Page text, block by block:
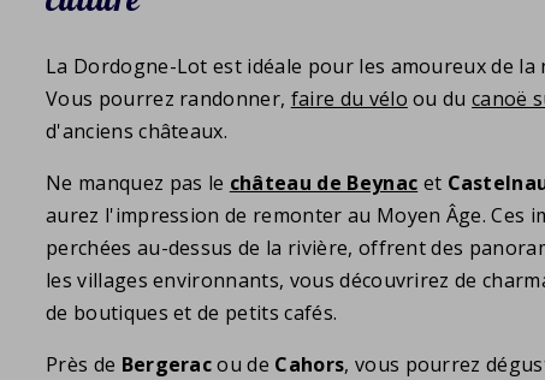
La Dordogne-Lot est idéale pour les amoureux de
Vous pourrez randonner, faire du vélo ou ducanoë
d'anciens châteaux.
Ne manquez pas le château de Beynac et
aurez l'impression de remonter au Moyen Âge. Ces
perchées au-dessus de la rivière, offrent des
les villages environnants, vous découvrirez de
de boutiques et de petits cafés.
Près de Bergeracou de Cahors, vous pourrez